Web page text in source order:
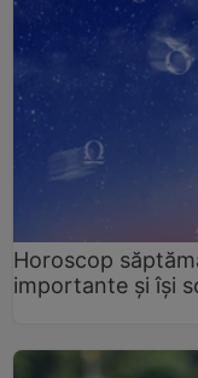
Horoscop
importante și își